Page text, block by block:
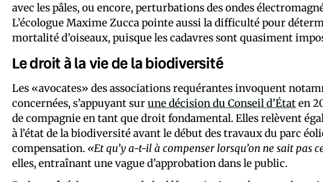
avec les pâles, ou encore, perturbations des ondes
L’écologue Maxime Zucca pointe aussi la difficulté pour
mortalité d’oiseaux, puisque les cadavres sont quasiment
Le droit à la vie de la biodiversité
Les «avocates» des associations requérantes invoquent
concernées, s’appuyant surunedécisiondu Conseil d’Étaten
de compagnie en tant que droit fondamental. Elles relèvent
à l’état de la biodiversité avant le début des travaux du parc
compensation. «Et qu’y a-t-il à compenser lorsqu’on ne sait pas
elles, entraînant une vague d’approbation dans le public.